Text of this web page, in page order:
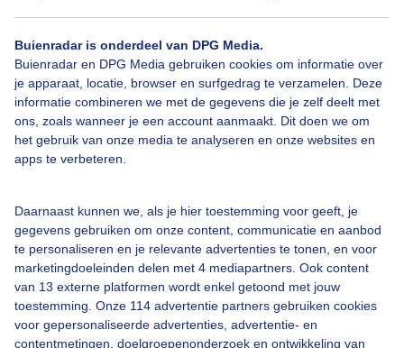
Buienradar is onderdeel van DPG Media.
Buienradar en DPG Media gebruiken cookies om informatie over
je apparaat, locatie, browser en surfgedrag te verzamelen. Deze
informatie combineren we met de gegevens die je zelf deelt met
ons, zoals wanneer je een account aanmaakt. Dit doen we om
het gebruik van onze media te analyseren en onze websites en
apps te verbeteren.
Daarnaast kunnen we, als je hier toestemming voor geeft, je
gegevens gebruiken om onze content, communicatie en aanbod
te personaliseren en je relevante advertenties te tonen, en voor
marketingdoeleinden delen met 4 mediapartners. Ook content
van 13 externe platformen wordt enkel getoond met jouw
toestemming. Onze 114 advertentie partners gebruiken cookies
voor gepersonaliseerde advertenties, advertentie- en
contentmetingen, doelgroepenonderzoek en ontwikkeling van
Bekijk slideshow
Over Buienradar